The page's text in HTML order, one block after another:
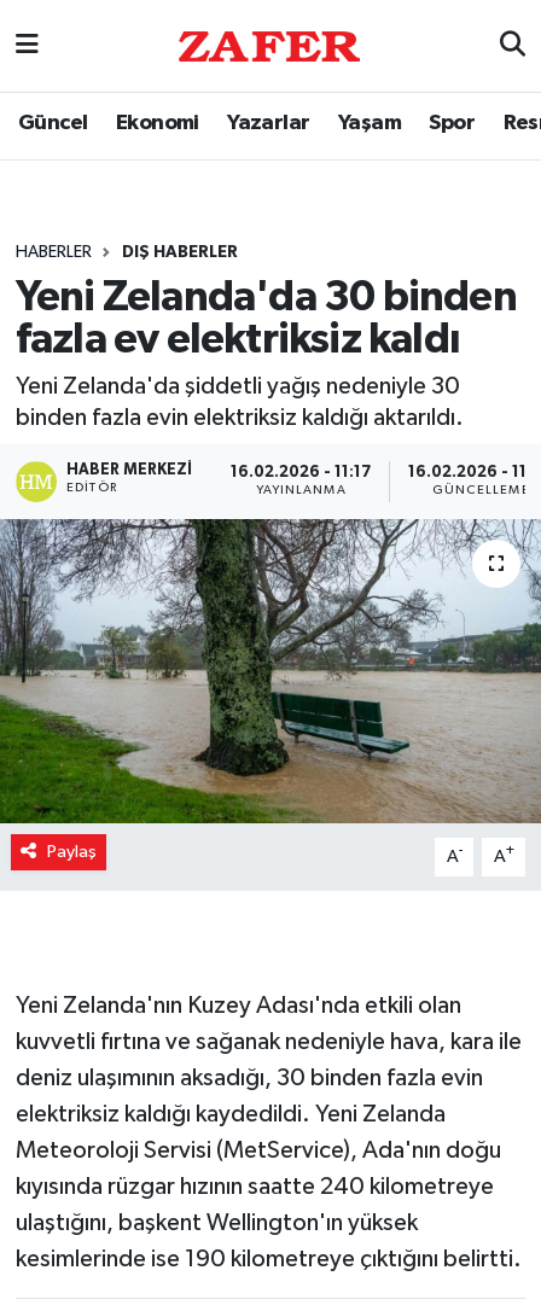
Güncel Ekonomi Yazarlar Yaşam Spor
HABERLER DIŞ HABERLER
Yeni Zelanda'da 30 binden
fazla ev elektriksiz kaldı
Yeni Zelanda'da şiddetli yağış nedeniyle 30
binden fazla evin elektriksiz kaldığı aktarıldı.
HABER MERKEZI
EDITÖR
16.02.2026 - 11:17
YAYINLANMA
16.02.2026 -
GÜNCELLEME
Paylaş A- A+
Yeni Zelanda'nın Kuzey Adası'nda etkili olan
kuvvetli fırtına ve sağanak nedeniyle hava, kara ile
deniz ulaşımının aksadığı, 30 binden fazla evin
elektriksiz kaldığı kaydedildi. Yeni Zelanda
Meteoroloji Servisi (MetService), Ada'nın doğu
kıyısında rüzgar hızının saatte 240 kilometreye
ulaştığını, başkent Wellington'ın yüksek
kesimlerinde ise 190 kilometreye çıktığını belirtti.